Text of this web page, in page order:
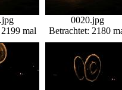
mal
0020.jpg
Betrachtet: 2180